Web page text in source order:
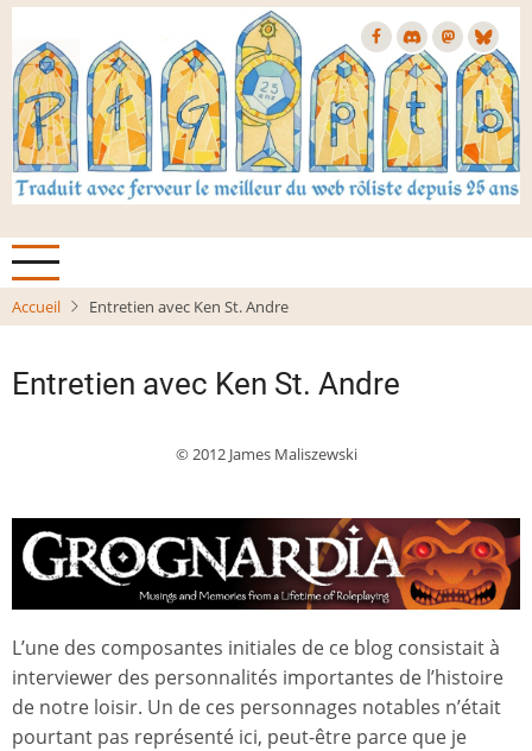
Aller
contenu
principal
Accueil Entretien avec Ken St. Andre
Entretien avec Ken St. Andre
© 2012 James Maliszewski
L’une des composantes initiales de ce blog consistait à
interviewer des personnalités importantes de l’histoire
de notre loisir. Un de ces personnages notables n’était
pourtant pas représenté ici, peut-être parce que je